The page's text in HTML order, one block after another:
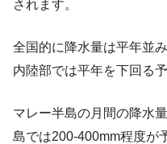
されます。
全国的に降水量は平年並
内陸部では平年を下回る予
マレー半島の月間の降水
島では200-400mm程度が